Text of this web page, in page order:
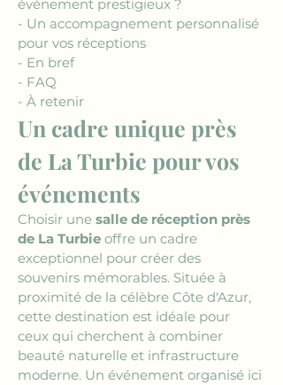
événement prestigieux ?
- Un accompagnement personnalisé
pour vos réceptions
- En bref
- FAQ
- À retenir
Un cadre unique près
de La Turbie pour vos
événements
Choisir une salle de réception près
de La Turbie offre un cadre
exceptionnel pour créer des
souvenirs mémorables. Située à
proximité de la célèbre Côte d'Azur,
cette destination est idéale pour
ceux qui cherchent à combiner
beauté naturelle et infrastructure
moderne. Un événement organisé ici